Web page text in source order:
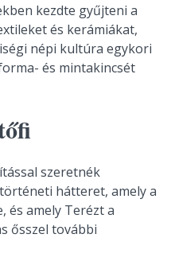
kezdte gyűjteni a
és kerámiákat,
népi kultúra egykori
és mintakincsét
szeretnék
hátteret, amely a
és amely Terézt a
ősszel további